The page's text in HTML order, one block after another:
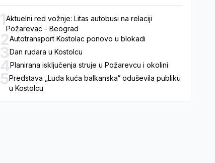
1Aktuelni red vožnje: Litas autobusi na relaciji
Požarevac - Beograd
2Autotransport Kostolac ponovo u blokadi
3Dan rudara u Kostolcu
4Planirana isključenja struje u Požarevcu i okolini
5Predstava „Luda kuća balkanska“ oduševila publiku
u Kostolcu